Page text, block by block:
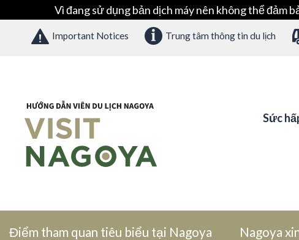
Vì đang sử dụng bản dịch máy nên không thể đảm
Important Notices Trung tâm thông tin du lịch
Sức
Điểm tham quan tiêu biểu tại Nagoya Nagoya